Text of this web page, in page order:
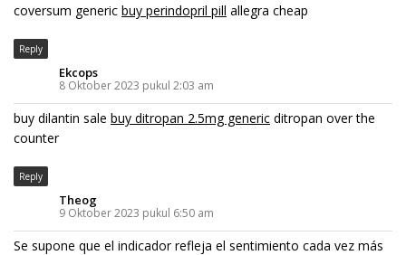
coversum generic buy perindopril pill allegra cheap
Reply
Ekcops
8 Oktober 2023 pukul 2:03 am
buy dilantin sale buy ditropan 2.5mg generic ditropan over the
counter
Reply
Theog
9 Oktober 2023 pukul 6:50 am
Se supone que el indicador refleja el sentimiento cada vez más